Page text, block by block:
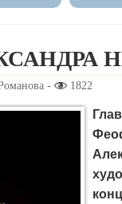
- 1822